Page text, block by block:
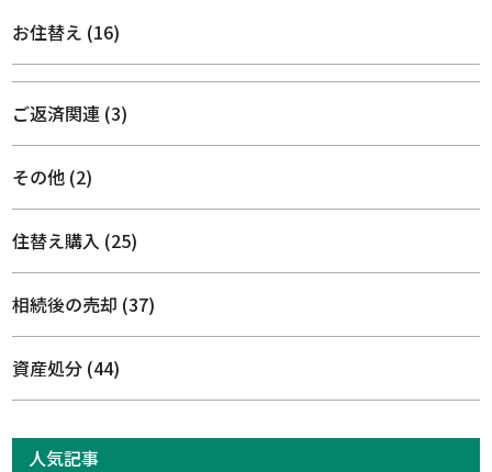
お住替え (16)
ご返済関連 (3)
その他 (2)
住替え購入 (25)
相続後の売却 (37)
資産処分 (44)
人気記事